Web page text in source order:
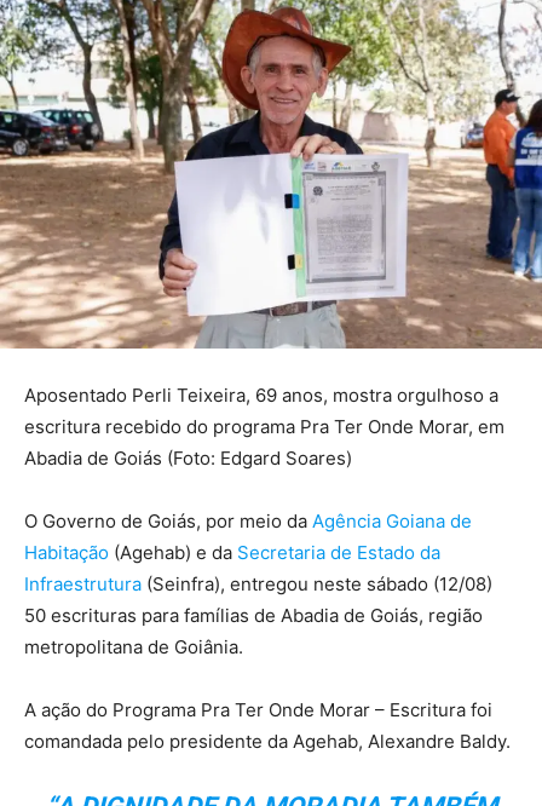
Aposentado Perli Teixeira, 69 anos, mostra orgulhoso a
escritura recebido do programa Pra Ter Onde Morar, em
Abadia de Goiás (Foto: Edgard Soares)
O Governo de Goiás, por meio da Agência Goiana de
Habitação (Agehab) e da Secretaria de Estado da
Infraestrutura (Seinfra), entregou neste sábado (12/08)
50 escrituras para famílias de Abadia de Goiás, região
metropolitana de Goiânia.
A ação do Programa Pra Ter Onde Morar – Escritura foi
comandada pelo presidente da Agehab, Alexandre Baldy.